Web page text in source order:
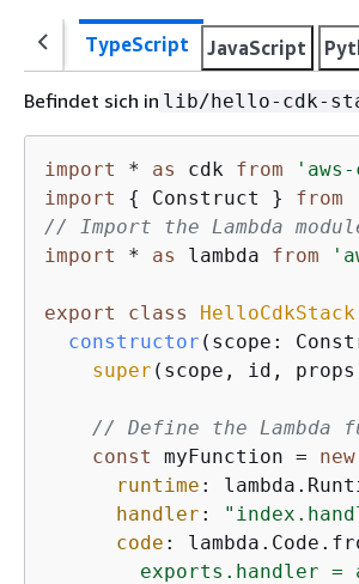
TypeScript JavaScript
Befindet sich in lib/hello-cdk-
import * as cdk from
import
{ Construct } from
// Import the Lambda
import
* as lambda from
export class HelloCdkStack
constructor ( scope:
super (scope, id,
// Define the Lambda
const
myFunction = new
runtime :
handler :
code :
exports.handler